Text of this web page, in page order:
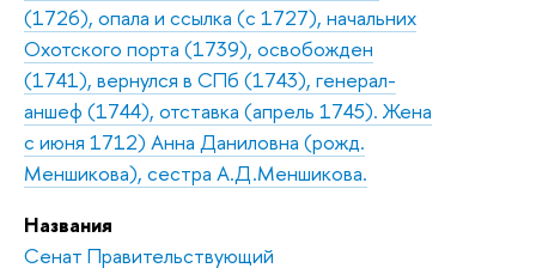
(1726), опала и ссылка (с 1727), начальних
Охотского порта (1739), освобожден
(1741), вернулся в СПб (1743), генерал-
аншеф (1744), отставка (апрель 1745). Жена
с июня 1712) Анна Даниловна (рожд.
Меншикова), сестра А.Д.Меншикова.
Названия
Сенат Правительствующий